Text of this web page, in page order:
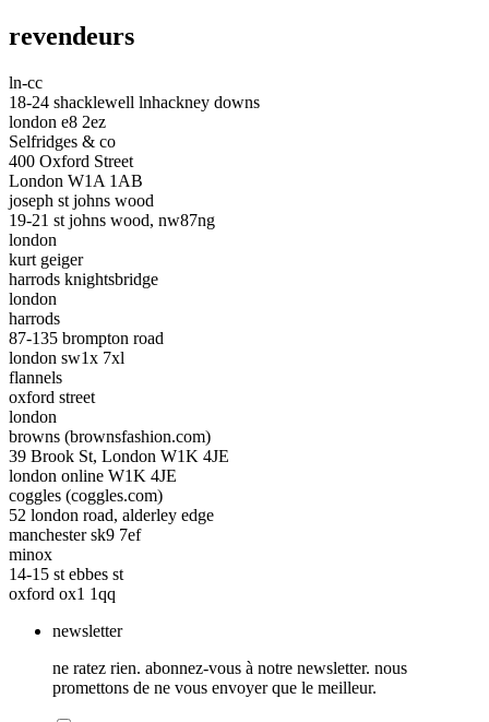
revendeurs
ln-cc
18-24 shacklewell lnhackney downs
london e8 2ez
Selfridges & co
400 Oxford Street
London W1A 1AB
joseph st johns wood
19-21 st johns wood, nw87ng
london
kurt geiger
harrods knightsbridge
london
harrods
87-135 brompton road
london sw1x 7xl
flannels
oxford street
london
browns (brownsfashion.com)
39 Brook St, London W1K 4JE
london online W1K 4JE
coggles (coggles.com)
52 london road, alderley edge
manchester sk9 7ef
minox
14-15 st ebbes st
oxford ox1 1qq
newsletter
ne ratez rien. abonnez-vous à notre newsletter. nous
promettons de ne vous envoyer que le meilleur.